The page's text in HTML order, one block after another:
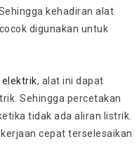
kehadiran alat
digunakan untuk
, alat ini dapat
Sehingga percetakan
tidak ada aliran listrik.
cepat terselesaikan